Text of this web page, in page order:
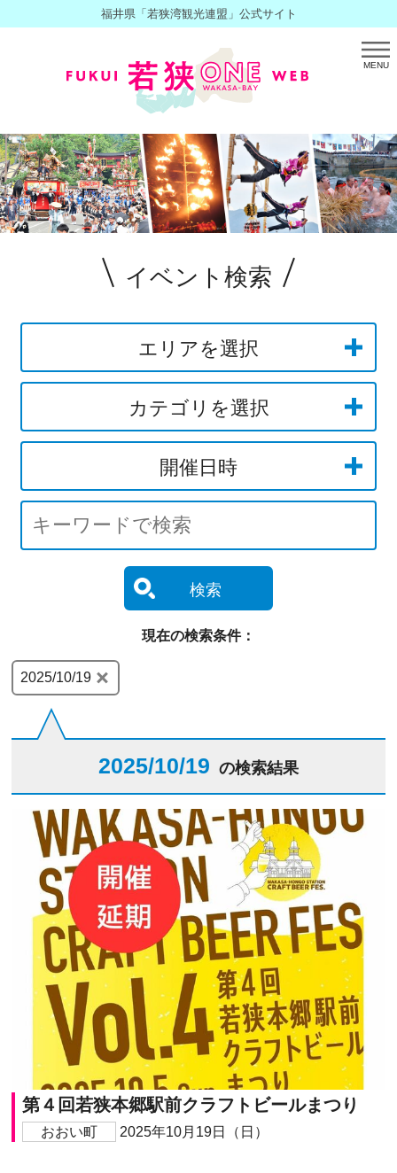
福井県「若狭湾観光連盟」公式サイト
MENU
イベント検索
エリアを選択
カテゴリを選択
開催日時
検索
現在の検索条件：
2025/10/19
2025/10/19 の検索結果
第４回若狭本郷駅前クラフトビールまつり
おおい町 2025年10月19日（日）